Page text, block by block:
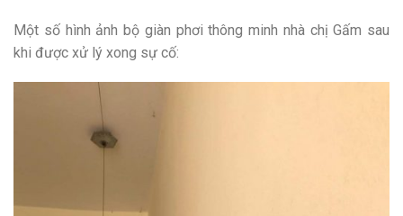
Một số hình ảnh bộ giàn phơi thông minh nhà chị Gấm sau
khi được xử lý xong sự cố: